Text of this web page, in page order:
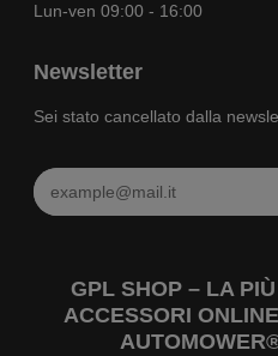
Lun-ven 09:00 - 16:00
Newsletter
Sei stato cancellato dalla
GPL SHOP – LA
ACCESSORI